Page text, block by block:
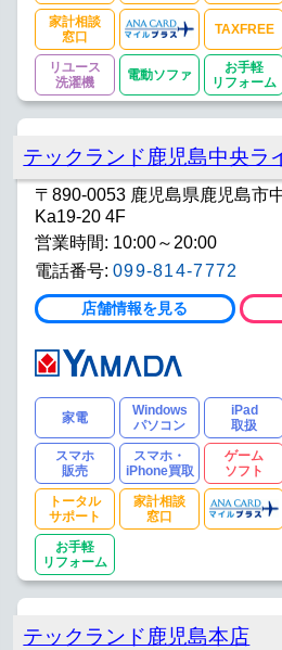
家計相談
窓口
TAXFREE
リユース
洗濯機
電動ソファ
お手軽
リフォーム
テックランド鹿児島中央ラ
〒890-0053 鹿児島県鹿児島市
Ka19-20 4F
営業時間: 10:00～20:00
電話番号: 099-814-7772
店舗情報を見る
家電
Windows
パソコン
iPad
取扱
スマホ
販売
スマホ・
iPhone買取
ゲーム
ソフト
トータル
サポート
家計相談
窓口
お手軽
リフォーム
テックランド鹿児島本店